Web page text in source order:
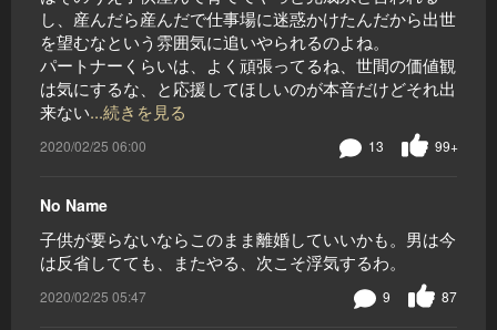
し、産んだら産んだで仕事場に迷惑かけたんだから出世
を望むなという雰囲気に追いやられるのよね。
パートナーくらいは、よく頑張ってるね、世間の価値観
は気にするな、と応援してほしいのが本音だけどそれ出
来ない...続きを見る
2020/02/25 06:00 99+
13
No Name
子供が要らないならこのまま離婚していいかも。男は今
は反省してても、またやる、次こそ浮気するわ。
2020/02/25 05:47 87
9